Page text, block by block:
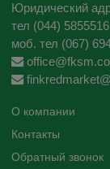
Юридический
тел (044) 5855516
моб. тел (067)
О компании
Контакты
Обратный звонок